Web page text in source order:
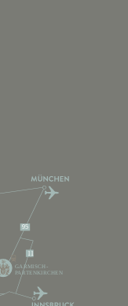
95
11
GARMISCH-
PARTENKIRCHEN